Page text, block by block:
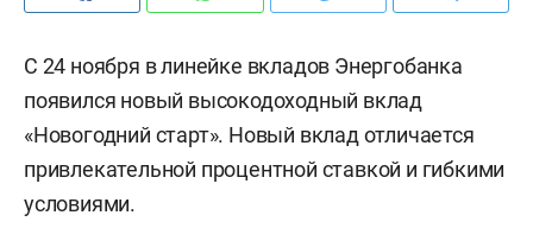
С 24 ноября в линейке вкладов Энергобанка
появился новый высокодоходный вклад
«Новогодний старт». Новый вклад отличается
привлекательной процентной ставкой и гибкими
условиями.